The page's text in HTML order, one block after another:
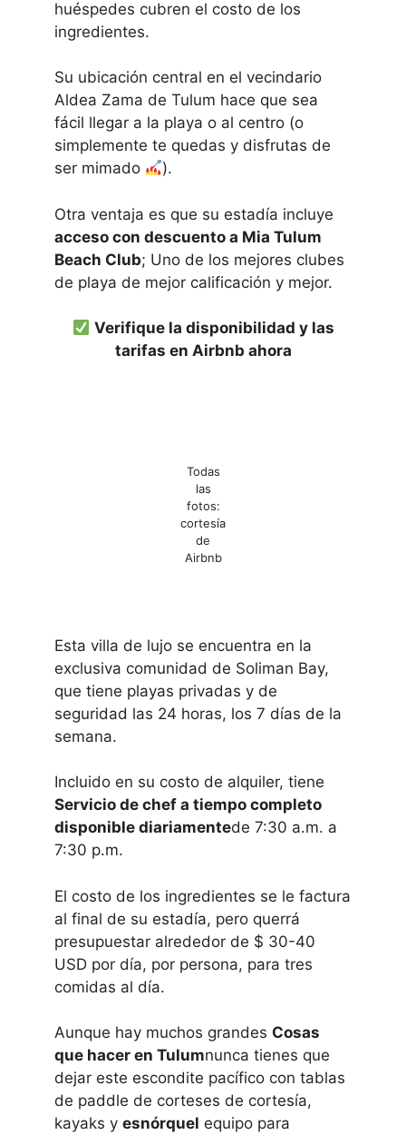
huéspedes cubren el costo de los
ingredientes.
Su ubicación central en el vecindario
Aldea Zama de Tulum hace que sea
fácil llegar a la playa o al centro (o
simplemente te quedas y disfrutas de
ser mimado
).
Otra ventaja es que su estadía incluye
acceso con descuento a Mia Tulum
Beach Club; Uno de los mejores clubes
de playa de mejor calificación y mejor.
Verifique la disponibilidad y las
tarifas en Airbnb ahora
Todas
las
fotos:
cortesía
de
Airbnb
Esta villa de lujo se encuentra en la
exclusiva comunidad de Soliman Bay,
que tiene playas privadas y de
seguridad las 24 horas, los 7 días de la
semana.
Incluido en su costo de alquiler, tiene
Servicio de chef a tiempo completo
disponible diariamentede 7:30 a.m. a
7:30 p.m.
El costo de los ingredientes se le factura
al final de su estadía, pero querrá
presupuestar alrededor de $ 30-40
USD por día, por persona, para tres
comidas al día.
Aunque hay muchos grandes Cosas
que hacer en Tulumnunca tienes que
dejar este escondite pacífico con tablas
de paddle de corteses de cortesía,
kayaks y esnórquel equipo para